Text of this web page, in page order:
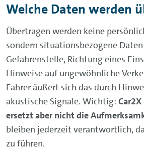
Welche Daten werden
Übertragen werden keine
sondern situationsbezogene
Gefahrenstelle, Richtung eines
Hinweise auf ungewöhnliche
Fahrer äußert sich das durch
akustische Signale. Wichtig:
ersetzt aber nicht die
bleiben jederzeit verantwortlich,
zu führen.